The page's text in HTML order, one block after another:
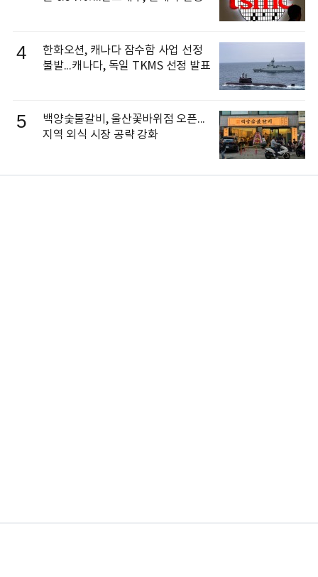
4
한화오션, 캐나다 잠수함 사업 선정
불발...캐나다, 독일 TKMS 선정 발표
5
백양숯불갈비, 울산꽃바위점 오픈...
지역 외식 시장 공략 강화